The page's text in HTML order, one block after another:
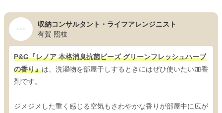
収納コンサルタント・ライフアレンジニスト
有賀 照枝
P&G『レノア 本格消臭抗菌ビーズ グリーンフレッシュハーブ
の香り』は、洗濯物を部屋干しするときにはぜひ使いたい加香
剤です。
ジメジメした重く感じる空気もさわやかな香りが部屋中に広が